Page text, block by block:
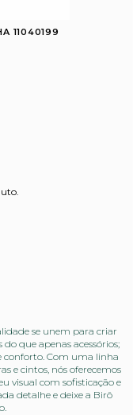
11040199
se unem para criar
que apenas acessórios;
conforto. Com uma linha
e cintos, nós oferecemos
visual com sofisticação e
detalhe e deixe a Birô